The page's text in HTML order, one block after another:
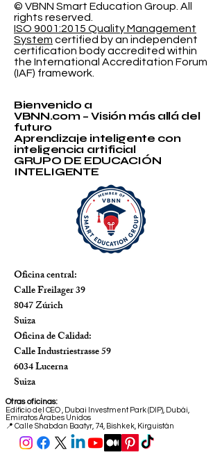
© VBNN Smart Education Group. All
rights reserved.
ISO 9001:2015 Quality Management
System certified by an independent
certification body accredited within
the International Accreditation Forum
(IAF) framework.
Bienvenido a
VBNN.com – Visión más allá del
futuro
Aprendizaje inteligente con
inteligencia artificial
GRUPO DE EDUCACIÓN
INTELIGENTE
Oficina central:
Calle Freilager 39
8047 Zúrich
Suiza
Oficina de Calidad:
Calle Industriestrasse 59
6034 Lucerna
Suiza
Otras oficinas:
Edificio del CEO, Dubai Investment Park (DIP), Dubái,
Emiratos Árabes Unidos
📍 Calle Shabdan Baatyr, 74, Bishkek, Kirguistán